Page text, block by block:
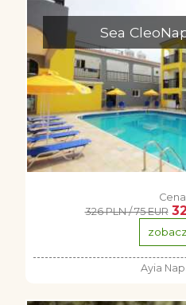
Sea
326 PLN / 75 EUR
Ayia